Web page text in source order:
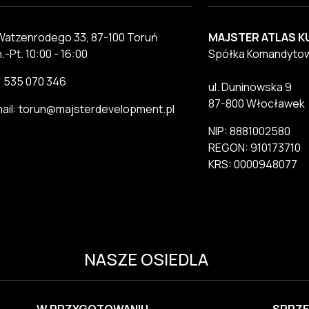
33, 87-100 Toruń
Pt. 10:00 - 16:00
535 070 346
torun@majsterdevelopment.pl
MAJSTER ATLAS
Spółka
ul. Duninowska 9
87-800 Włocławek
NIP: 8881002580
REGON: 910173710
KRS: 0000948077
NASZE OSIEDLA